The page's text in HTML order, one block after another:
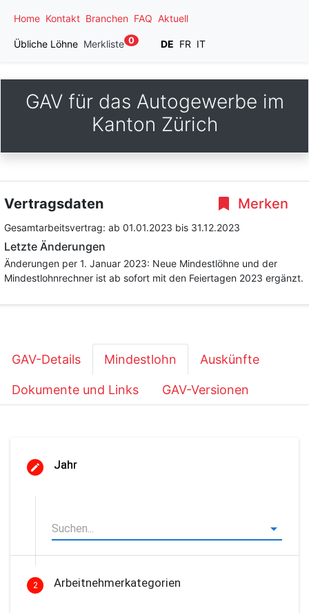
Home Kontakt Branchen FAQ Aktuell
Übliche Löhne Merkliste 0 DE FR IT
GAV für das Autogewerbe im
Kanton Zürich
Merken
Vertragsdaten
Gesamtarbeitsvertrag: ab 01.01.2023 bis 31.12.2023
Letzte Änderungen
Änderungen per 1. Januar 2023: Neue Mindestlöhne und der
Mindestlohnrechner ist ab sofort mit den Feiertagen 2023 ergänzt.
GAV-Details Mindestlohn Auskünfte
Dokumente und Links GAV-Versionen
Jahr
2 Arbeitnehmerkategorien